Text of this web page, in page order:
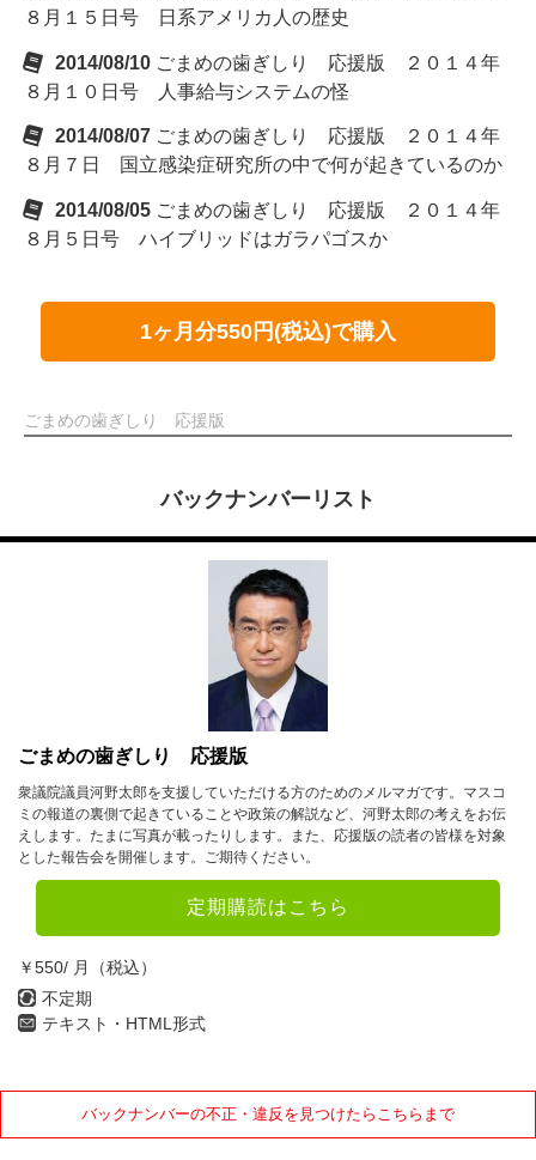
８月１５日号 日系アメリカ人の歴史
2014/08/10 ごまめの歯ぎしり 応援版 ２０１４年
８月１０日号 人事給与システムの怪
2014/08/07 ごまめの歯ぎしり 応援版 ２０１４年
８月７日 国立感染症研究所の中で何が起きているのか
2014/08/05 ごまめの歯ぎしり 応援版 ２０１４年
８月５日号 ハイブリッドはガラパゴスか
1ヶ月分550円(税込)で購入
ごまめの歯ぎしり 応援版
バックナンバーリスト
ごまめの歯ぎしり 応援版
衆議院議員河野太郎を支援していただける方のためのメルマガです。マスコ
ミの報道の裏側で起きていることや政策の解説など、河野太郎の考えをお伝
えします。たまに写真が載ったりします。また、応援版の読者の皆様を対象
とした報告会を開催します。ご期待ください。
定期購読はこちら
￥550/ 月（税込）
不定期
テキスト・HTML形式
バックナンバーの不正・違反を見つけたらこちらまで